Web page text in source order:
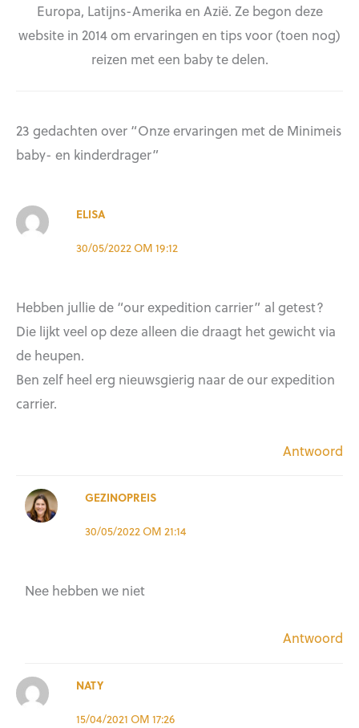
Europa, Latijns-Amerika en Azië. Ze begon deze
website in 2014 om ervaringen en tips voor (toen nog)
reizen met een baby te delen.
23 gedachten over “Onze ervaringen met de Minimeis
baby- en kinderdrager”
ELISA
30/05/2022 OM 19:12
Hebben jullie de “our expedition carrier” al getest?
Die lijkt veel op deze alleen die draagt het gewicht via
de heupen.
Ben zelf heel erg nieuwsgierig naar de our expedition
carrier.
Antwoord
GEZINOPREIS
30/05/2022 OM 21:14
Nee hebben we niet
Antwoord
NATY
15/04/2021 OM 17:26